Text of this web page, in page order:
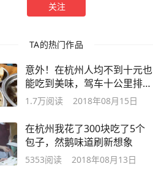
关注
TA的热门作品
意外！在杭州人均不到十元也
能吃到美味，驾车十公里排队
两小时
1.7万阅读 2018年08月15日
在杭州我花了300块吃了5个
包子，然鹅味道刷新想象
5353阅读 2018年08月13日